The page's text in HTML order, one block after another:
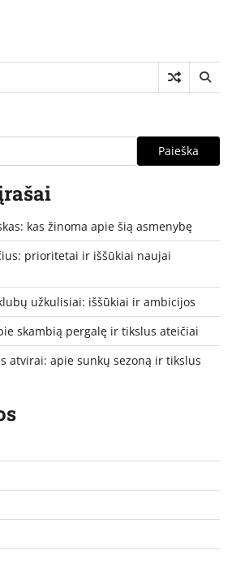
Paieška
kas žinoma apie šią asmenybę
prioritetai ir iššūkiai naujai
užkulisiai: iššūkiai ir ambicijos
skambią pergalę ir tikslus ateičiai
atvirai: apie sunkų sezoną ir tikslus